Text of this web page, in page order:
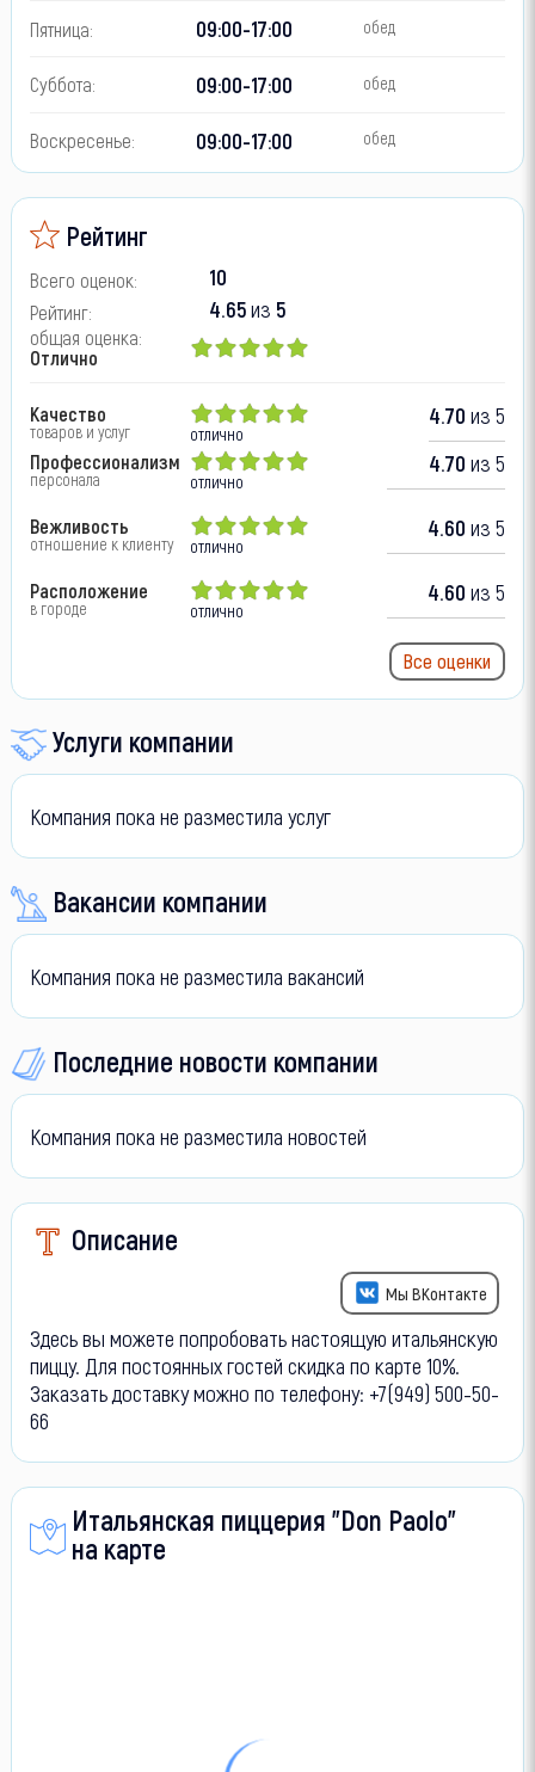
Пятница: 09:00-17:00 обед
Суббота: 09:00-17:00 обед
Воскресенье: 09:00-17:00 обед
Рейтинг
Всего оценок: 10
Рейтинг: 4.65из 5
общая оценка:
Отлично
Качество
товаров и услуг отлично
4.70 из 5
Профессионализм
персонала отлично
4.70 из 5
Вежливость
отношение к клиенту отлично
4.60 из 5
Расположение
в городе отлично
4.60 из 5
Все оценки
Услуги компании
Компания пока не разместила услуг
Вакансии компании
Компания пока не разместила вакансий
Последние новости компании
Компания пока не разместила новостей
Описание
Мы ВКонтакте
Здесь вы можете попробовать настоящую итальянскую
пиццу. Для постоянных гостей скидка по карте 10%.
Заказать доставку можно по телефону: +7(949) 500-50-
66
Итальянская пиццерия "Don Paolo"
на карте